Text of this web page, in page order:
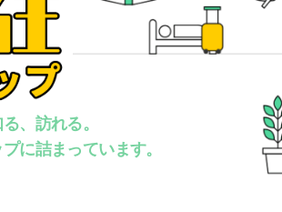
、訪れる。
に詰まっています。